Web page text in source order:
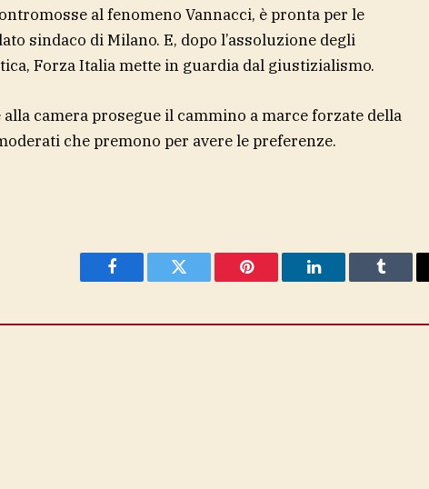
al fenomeno Vannacci, è pronta per le
sindaco di Milano. E, dopo l’assoluzione degli
Forza Italia mette in guardia dal giustizialismo.
camera prosegue il cammino a marce forzate della
che premono per avere le preferenze.
Facebook Twitter Pinterest LinkedIn Tumblr